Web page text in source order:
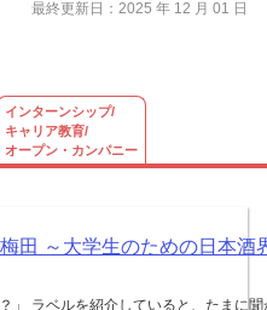
最終更新日：2025 年 12 月 01 日
インターンシップ/
キャリア教育/
オープン・カンパニー
田 ～大学生のための日本酒
」 ラベルを紹介していると、たまに